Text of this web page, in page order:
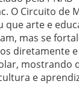
O Circuito de
que arte e
mas se
diretamente
mostrando
e